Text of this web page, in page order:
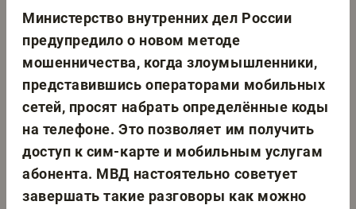
Министерство внутренних дел России
предупредило о новом методе
мошенничества, когда злоумышленники,
представившись операторами мобильных
сетей, просят набрать определённые коды
на телефоне. Это позволяет им получить
доступ к сим-карте и мобильным услугам
абонента. МВД настоятельно советует
завершать такие разговоры как можно